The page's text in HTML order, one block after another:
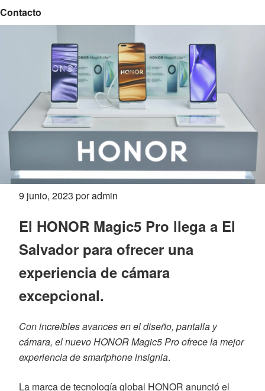
Contacto
Publicado
9 junio, 2023 poradmin
El HONOR Magic5 Pro llega a El
Salvador para ofrecer una
experiencia de cámara
excepcional.
Con increíbles avances en el diseño, pantalla y
cámara, el nuevo HONOR Magic5 Pro ofrece la mejor
experiencia de smartphone insignia.
La marca de tecnología global HONOR anunció el